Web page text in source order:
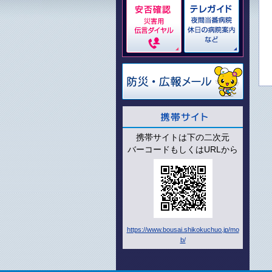
携帯サイトは下の二次元
バーコードもしくはURLから
https://www.bousai.shikokuchuo.jp/mo
b/